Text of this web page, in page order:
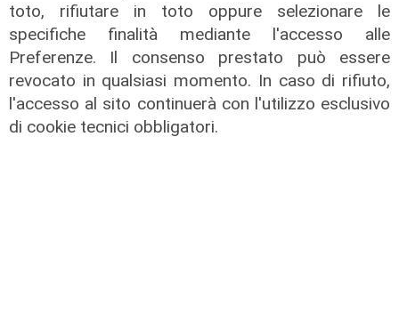
toto, rifiutare in toto oppure selezionare le
specifiche finalità mediante l'accesso alle
Preferenze. Il consenso prestato può essere
revocato in qualsiasi momento. In caso di rifiuto,
l'accesso al sito continuerà con l'utilizzo esclusivo
di cookie tecnici obbligatori.
La rassegna
Arte Nomade: la Media Valbisagno
esalta le qualità di giovani artisti